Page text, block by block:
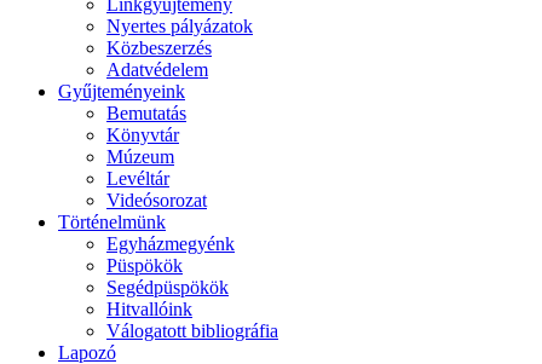
Linkgyűjtemény
Nyertes pályázatok
Közbeszerzés
Adatvédelem
Gyűjteményeink
Bemutatás
Könyvtár
Múzeum
Levéltár
Videósorozat
Történelmünk
Egyházmegyénk
Püspökök
Segédpüspökök
Hitvallóink
Válogatott bibliográfia
Lapozó